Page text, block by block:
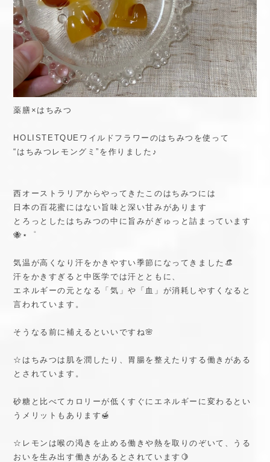
薬膳×はちみつ
HOLISTETQUEワイルドフラワーのはちみつを使って
“はちみつレモングミ”を作りました♪
西オーストラリアからやってきたこのはちみつには
日本の百花蜜にはない旨味と深い甘みがあります
とろっとしたはちみつの中に旨みがぎゅっと詰まっています
🐝⋆゜
気温が高くなり汗をかきやすい季節になってきました👒
汗をかきすぎると中医学では汗とともに、
エネルギーの元となる「気」や「血」が消耗しやすくなると
言われています。
そうなる前に補えるといいですね🌸
☆はちみつは肌を潤したり、胃腸を整えたりする働きがある
とされています。
砂糖と比べてカロリーが低くすぐにエネルギーに変わるとい
うメリットもあります🍯
☆レモンは喉の渇きを止める働きや熱を取りのぞいて、うる
おいを生み出す働きがあるとされています🍋